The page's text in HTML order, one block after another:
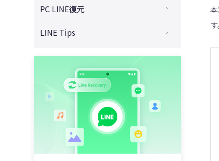
LINEを再インストールしたらどうなる？
LINEグループを退会してトークの復元
アンインストールしたLINEの復元
バックアップ・パソコンなしでのLINE復元
無料のLINEトーク履歴復元ソフト
LINEアカウントを復活させる裏ワザ
LINEアルバムの写真を復元
期限切れたLINEのPDF復元
LINE動画の保存期間は？
LINE写真の保存期間は？
LINEアルバムの保存期間は？
UltData LINE Recoveryを無料ダウンロー
iPhone機種変でLINEトークの復元
iCloudからLINEの復元
iTunesからLINEだけの復元
iPadでLINEトーク履歴を復元
iPhoneとiPadでLINEトーク履歴が消えた
AndroidでLINE写真を無料で復元
PC LINE復元
PC版LINEトーク履歴をスマホへの同期
PC版LINEがログインできない
LINE Tips
iPadとiPhone両方で同じLINEを使う方法
LINEのボイスメッセージを送信・保存・復
元
Apple WatchでLINEにログインできない
LINEを再インストールするには？
LINEで既読をつけずに読む方法